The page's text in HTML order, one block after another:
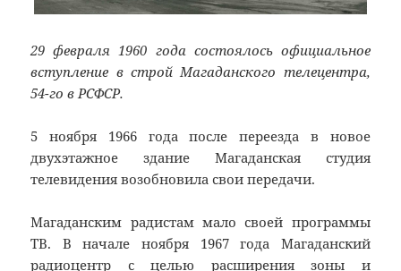
29 февраля 1960 года состоялось официальное
вступление в строй Магаданского телецентра,
54-го в РСФСР.
5 ноября 1966 года после переезда в новое
двухэтажное здание Магаданская студия
телевидения возобновила свои передачи.
Магаданским радистам мало своей программы
ТВ. В начале ноября 1967 года Магаданский
радиоцентр с целью расширения зоны и